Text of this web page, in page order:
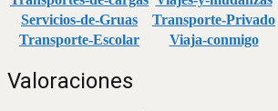
Servicios-de-Gruas
Transporte-Privado
Transporte-Escolar
Viaja-conmigo
Valoraciones